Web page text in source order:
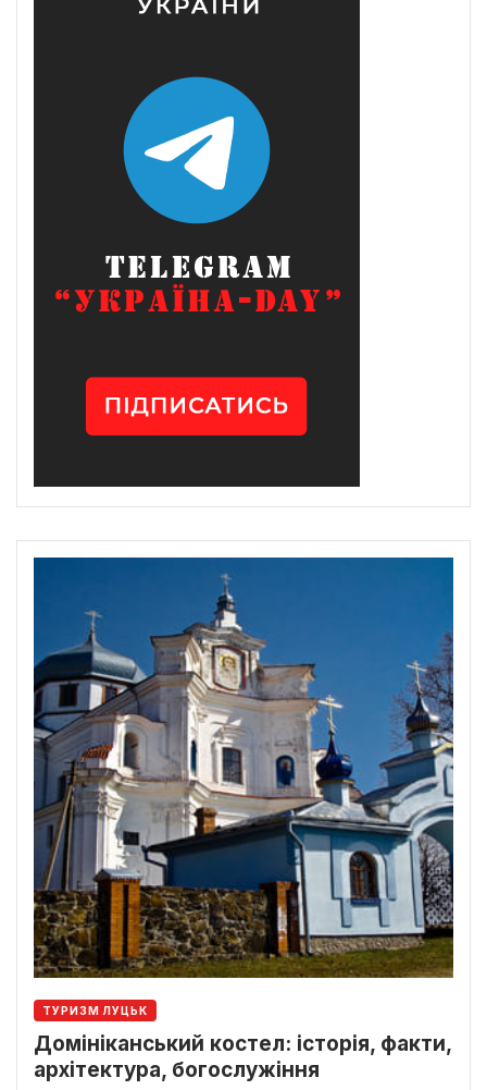
ТУРИЗМ ЛУЦЬК
Домініканський костел: історія, факти,
архітектура, богослужіння